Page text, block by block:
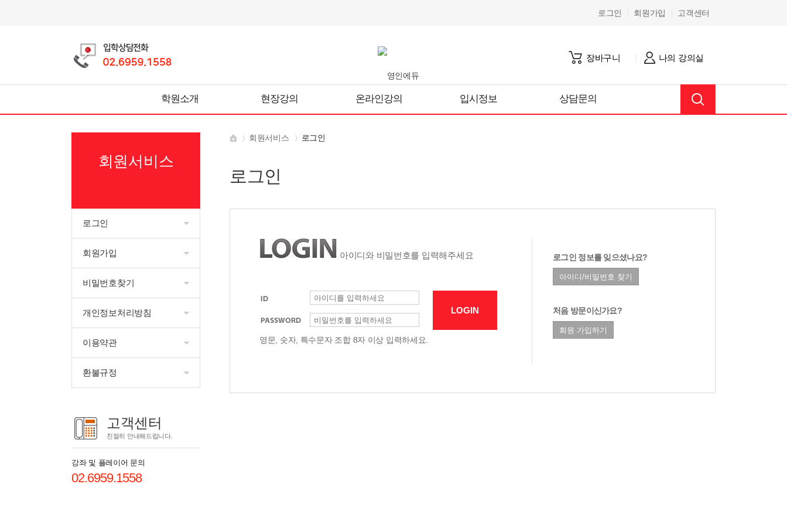
로그인 회원가입 고객센터
장바구니 나의 강의실
학원소개 현장강의 온라인강의 입시정보 상담문의
회원서비스
로그인
회원가입
비밀번호찾기
개인정보처리방침
이용약관
환불규정
고객센터
친절히 안내해드립니다.
강좌 및 플레이어 문의
02.6959.1558
회원서비스 로그인
로그인
아이디와 비밀번호를 입력해주세요
영문, 숫자, 특수문자 조합 8자 이상 입력하세요.
로그인 정보를 잊으셨나요?
처음 방문이신가요?